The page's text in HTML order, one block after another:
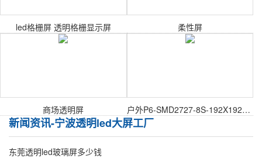
led格栅屏 透明格栅显示屏 柔性屏
商场透明屏 户外P6-SMD2727-8S-192X192mm户外表贴模组
新闻资讯-宁波透明led大屏工厂
东莞透明led玻璃屏多少钱